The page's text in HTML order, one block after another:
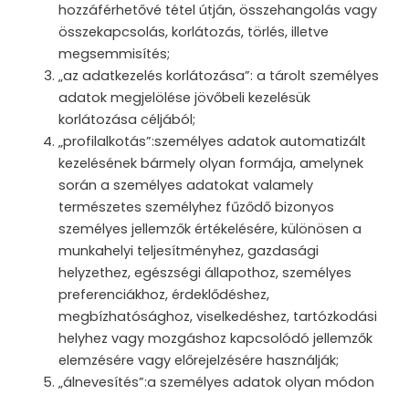
hozzáférhetővé tétel útján, összehangolás vagy
összekapcsolás, korlátozás, törlés, illetve
megsemmisítés;
„az adatkezelés korlátozása”: a tárolt személyes
adatok megjelölése jövőbeli kezelésük
korlátozása céljából;
„profilalkotás”:személyes adatok automatizált
kezelésének bármely olyan formája, amelynek
során a személyes adatokat valamely
természetes személyhez fűződő bizonyos
személyes jellemzők értékelésére, különösen a
munkahelyi teljesítményhez, gazdasági
helyzethez, egészségi állapothoz, személyes
preferenciákhoz, érdeklődéshez,
megbízhatósághoz, viselkedéshez, tartózkodási
helyhez vagy mozgáshoz kapcsolódó jellemzők
elemzésére vagy előrejelzésére használják;
„álnevesítés”:a személyes adatok olyan módon